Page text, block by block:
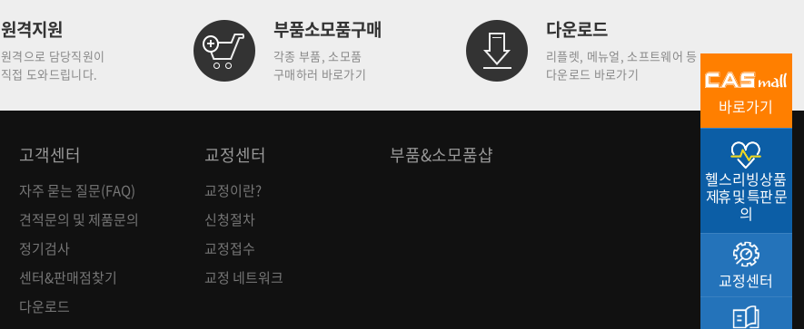
원격지원
원격으로 담당직원이
직접 도와드립니다.
부품소모품구매
각종 부품, 소모품
구매하러 바로가기
다운로드
리플렛, 메뉴얼, 소프트웨어 등
다운로드 바로가기
고객센터
자주 묻는 질문(FAQ)
견적문의 및 제품문의
정기검사
센터&판매점찾기
다운로드
교정센터
교정이란?
신청절차
교정접수
교정 네트워크
부품&소모품샵
바로가기
헬스리빙상품
제휴 및 특판 문
의
교정센터